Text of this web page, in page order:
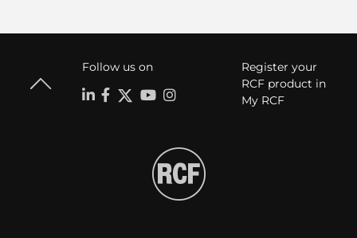
Follow us on
Register your
RCF product in
My RCF